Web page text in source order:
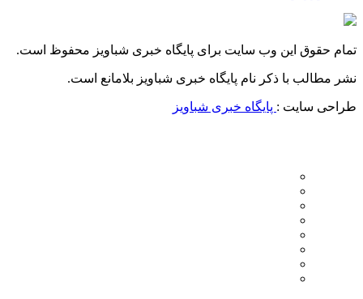
تمام حقوق این وب سایت برای پایگاه خبری شباویز محفوظ است.
نشر مطالب با ذکر نام پایگاه خبری شباویز بلامانع است.
طراحی سایت : پایگاه خبری شباویز